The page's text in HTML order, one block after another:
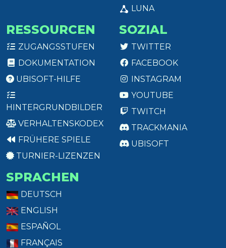
LUNA
RESSOURCEN
ZUGANGSSTUFEN
DOKUMENTATION
UBISOFT-HILFE
HINTERGRUNDBILDER
VERHALTENSKODEX
FRÜHERE SPIELE
TURNIER-LIZENZEN
SOZIAL
TWITTER
FACEBOOK
INSTAGRAM
YOUTUBE
TWITCH
TRACKMANIA
UBISOFT
SPRACHEN
DEUTSCH
ENGLISH
ESPAÑOL
FRANÇAIS